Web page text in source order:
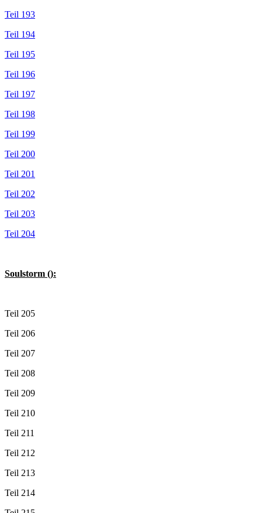
Teil 193
Teil 194
Teil 195
Teil 196
Teil 197
Teil 198
Teil 199
Teil 200
Teil 201
Teil 202
Teil 203
Teil 204
Soulstorm ():
Teil 205
Teil 206
Teil 207
Teil 208
Teil 209
Teil 210
Teil 211
Teil 212
Teil 213
Teil 214